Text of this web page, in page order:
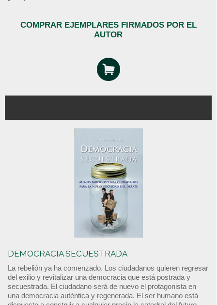
COMPRAR EJEMPLARES FIRMADOS POR EL
AUTOR
DEMOCRACIA SECUESTRADA
La rebelión ya ha comenzado. Los ciudadanos quieren regresar
del exilio y revitalizar una democracia que está postrada y
secuestrada. El ciudadano será de nuevo el protagonista en
una democracia auténtica y regenerada. El ser humano está